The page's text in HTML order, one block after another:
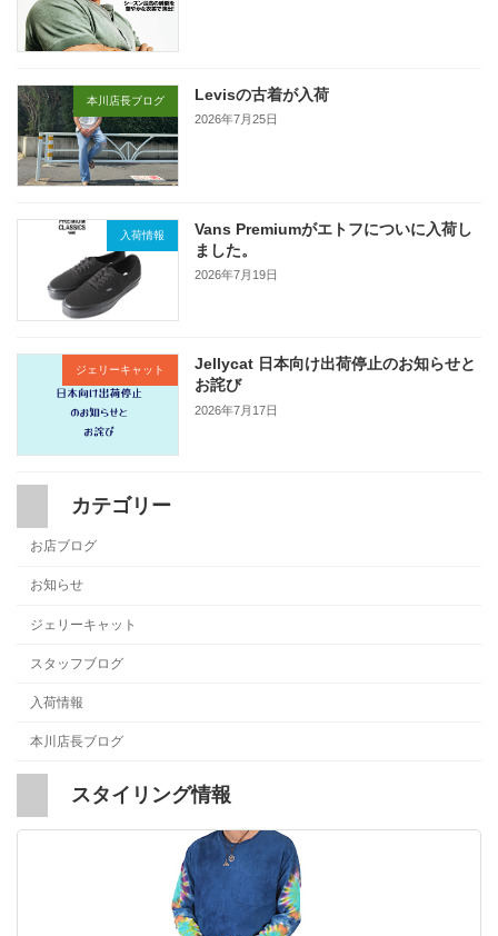
本川店長ブログ Levisの古着が入荷
2026年7月25日
入荷情報
Vans Premiumがエトフについに入荷し
ました。
2026年7月19日
ジェリーキャット
Jellycat 日本向け出荷停止のお知らせと
お詫び
2026年7月17日
カテゴリー
お店ブログ
お知らせ
ジェリーキャット
スタッフブログ
入荷情報
本川店長ブログ
スタイリング情報